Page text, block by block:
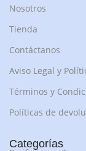
Nosotros
Tienda
Contáctanos
Aviso Legal y
Términos y
Políticas de
Categorías